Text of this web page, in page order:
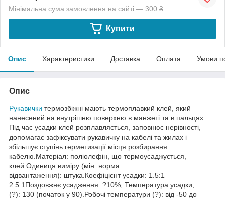
Мінімальна сума замовлення на сайті — 300 ₴
Купити
Опис Характеристики Доставка Оплата Умови
Опис
Рукавички термозбіжні мають термоплавкий клей, який
нанесений на внутрішню поверхню в манжеті та в пальцях.
Під час усадки клей розплавляється, заповнює нерівності,
допомагає зафіксувати рукавичку на кабелі та жилах і
збільшує ступінь герметизації місця розбирання
кабелю.Матеріал: поліолефін, що термоусаджується,
клей.Одиниця виміру (мін. норма
відвантаження): штука.Коефіцієнт усадки: 1.5:1 –
2.5:1Поздовжнє усадження: ?10%; Температура усадки,
(?): 130 (початок у 90).Робочі температури (?): від -50 до